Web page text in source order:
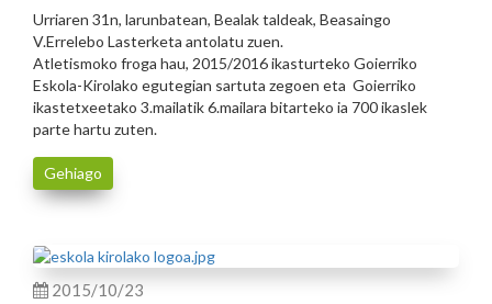
Urriaren 31n, larunbatean, Bealak taldeak, Beasaingo
V.Errelebo Lasterketa antolatu zuen.
Atletismoko froga hau, 2015/2016 ikasturteko Goierriko
Eskola-Kirolako egutegian sartuta zegoen eta Goierriko
ikastetxeetako 3.mailatik 6.mailara bitarteko ia 700 ikaslek
parte hartu zuten.
Gehiago
2015/10/23